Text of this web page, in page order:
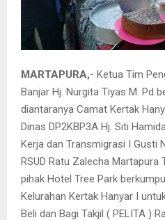
MARTAPURA,- Ketua Tim
Banjar Hj. Nurgita Tiyas M. Pd
diantaranya Camat Kertak
Dinas DP2KBP3A Hj. Siti
Kerja dan Transmigrasi I Gusti
RSUD Ratu Zalecha
pihak Hotel Tree Park
Kelurahan Kertak Hanyar I
Beli dan Bagi Takjil ( PELITA )